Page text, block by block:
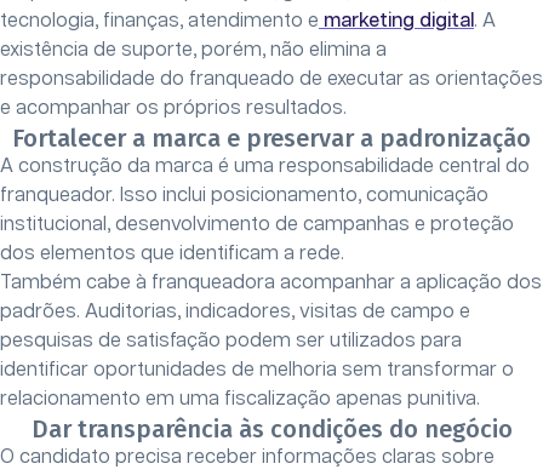
tecnologia, finanças, atendimento e marketing digital . A
existência de suporte, porém, não elimina a
responsabilidade do franqueado de executar as orientações
e acompanhar os próprios resultados.
Fortalecer a marca e preservar a padronização
A construção da marca é uma responsabilidade central do
franqueador. Isso inclui posicionamento, comunicação
institucional, desenvolvimento de campanhas e proteção
dos elementos que identificam a rede.
Também cabe à franqueadora acompanhar a aplicação dos
padrões. Auditorias, indicadores, visitas de campo e
pesquisas de satisfação podem ser utilizados para
identificar oportunidades de melhoria sem transformar o
relacionamento em uma fiscalização apenas punitiva.
Dar transparência às condições do negócio
O candidato precisa receber informações claras sobre